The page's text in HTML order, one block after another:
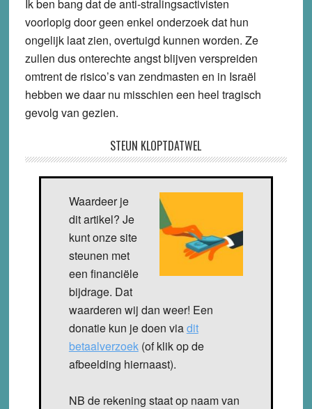
Ik ben bang dat de anti-stralingsactivisten
voorlopig door geen enkel onderzoek dat hun
ongelijk laat zien, overtuigd kunnen worden. Ze
zullen dus onterechte angst blijven verspreiden
omtrent de risico’s van zendmasten en in Israël
hebben we daar nu misschien een heel tragisch
gevolg van gezien.
STEUN KLOPTDATWEL
Waardeer je
dit artikel? Je
kunt onze site
steunen met
een financiële
bijdrage. Dat
waarderen wij dan weer! Een
donatie kun je doen viadit
betaalverzoek(of klik op de
afbeelding hiernaast).
NB de rekening staat op naam van